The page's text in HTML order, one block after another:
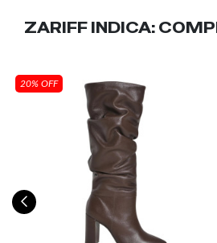
ZARIFF INDICA:
20% OFF